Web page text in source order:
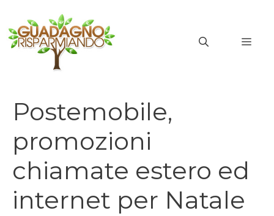
contenuto
Postemobile,
promozioni
chiamate estero ed
internet per Natale